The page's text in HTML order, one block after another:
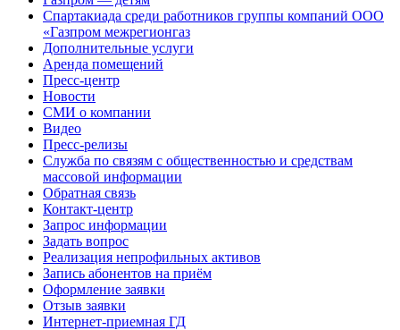
Спартакиада среди работников группы компаний ООО
«Газпром межрегионгаз
Дополнительные услуги
Аренда помещений
Пресс-центр
Новости
СМИ о компании
Видео
Пресс-релизы
Служба по связям с общественностью и средствам
массовой информации
Обратная связь
Контакт-центр
Запрос информации
Задать вопрос
Реализация непрофильных активов
Запись абонентов на приём
Оформление заявки
Отзыв заявки
Интернет-приемная ГД